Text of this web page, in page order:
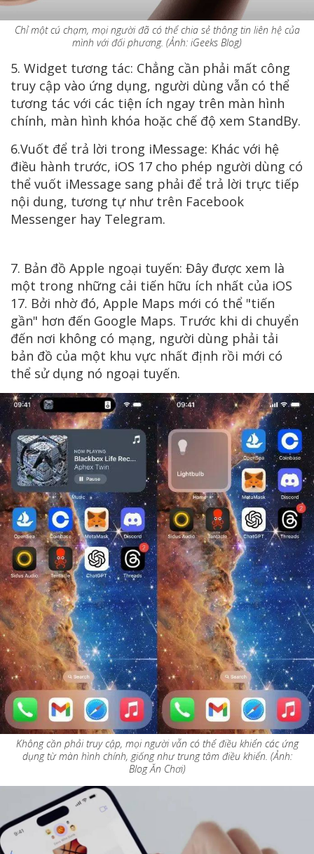
Chỉ một cú chạm, mọi người đã có thể chia sẻ thông tin liên hệ của
mình với đối phương. (Ảnh: iGeeks Blog)
5. Widget tương tác: Chẳng cần phải mất công
truy cập vào ứng dụng, người dùng vẫn có thể
tương tác với các tiện ích ngay trên màn hình
chính, màn hình khóa hoặc chế độ xem StandBy.
6.Vuốt để trả lời trong iMessage: Khác với hệ
điều hành trước, iOS 17 cho phép người dùng có
thể vuốt iMessage sang phải để trả lời trực tiếp
nội dung, tương tự như trên Facebook
Messenger hay Telegram.
7. Bản đồ Apple ngoại tuyến: Đây được xem là
một trong những cải tiến hữu ích nhất của iOS
17. Bởi nhờ đó, Apple Maps mới có thể "tiến
gần" hơn đến Google Maps. Trước khi di chuyển
đến nơi không có mạng, người dùng phải tải
bản đồ của một khu vực nhất định rồi mới có
thể sử dụng nó ngoại tuyến.
Không cần phải truy cập, mọi người vẫn có thể điều khiển các ứng
dụng từ màn hình chính, giống như trung tâm điều khiển. (Ảnh:
Blog Ăn Chơi)